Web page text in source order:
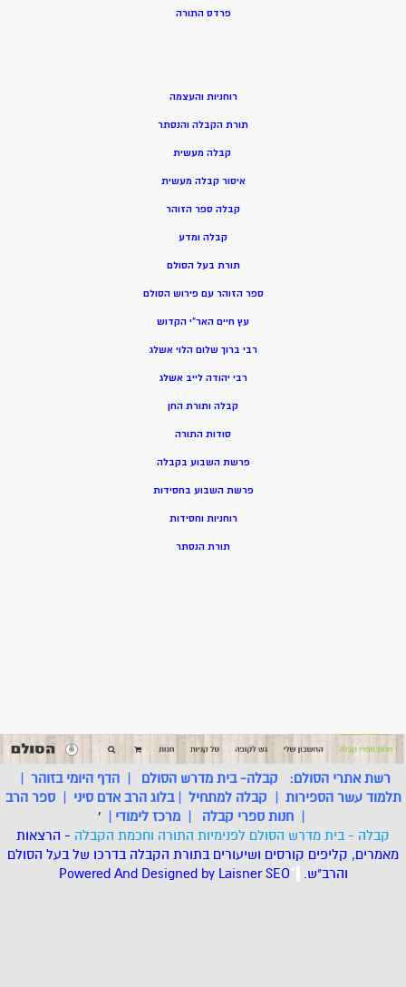
פרדס התורה
רוחניות והעצמה
תורת הקבלה והנסתר
קבלה מעשית
איסור קבלה מעשית
קבלה ספר הזוהר
קבלה ומדע
תורת בעל הסולם
ספר הזוהר עם פירוש הסולם
עץ חיים האר”י הקדוש
רבי ברוך שלום הלוי אשלג
רבי יהודה לייב אשלג
קבלה ותורת החן
סודות התורה
פרשת השבוע בקבלה
פרשת השבוע בחסידות
רוחניות וחסידות
תורת הנסתר
רשת אתרי הסולם: קבלה- בית מדרש הסולם |הדף היומי בזוהר |
תלמוד עשר הספירות | קבלה למתחיל |בלוג הרב אדם סיני |ספר הרב
| חנות ספרי קבלה | מרכז לימודי |
'
קבלה - בית מדרש הסולם לפנימיות התורה וחכמת הקבלה - הרצאות
מאמרים, קליפים קורסים ושיעורים בתורת הקבלה בדרכו של בעל הסולם
והרב"ש. *
Powered And Designed by LaisnerSEO